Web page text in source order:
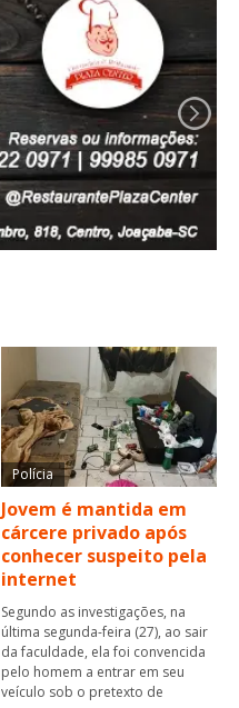
Polícia
Jovem é mantida em
cárcere privado após
conhecer suspeito pela
internet
Segundo as investigações, na
última segunda-feira (27), ao sair
da faculdade, ela foi convencida
pelo homem a entrar em seu
veículo sob o pretexto de